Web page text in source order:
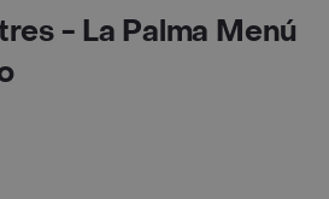
- La Palma Menú